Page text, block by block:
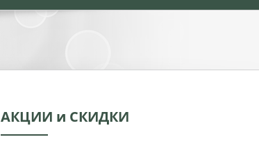
АКЦИИ и СКИДКИ